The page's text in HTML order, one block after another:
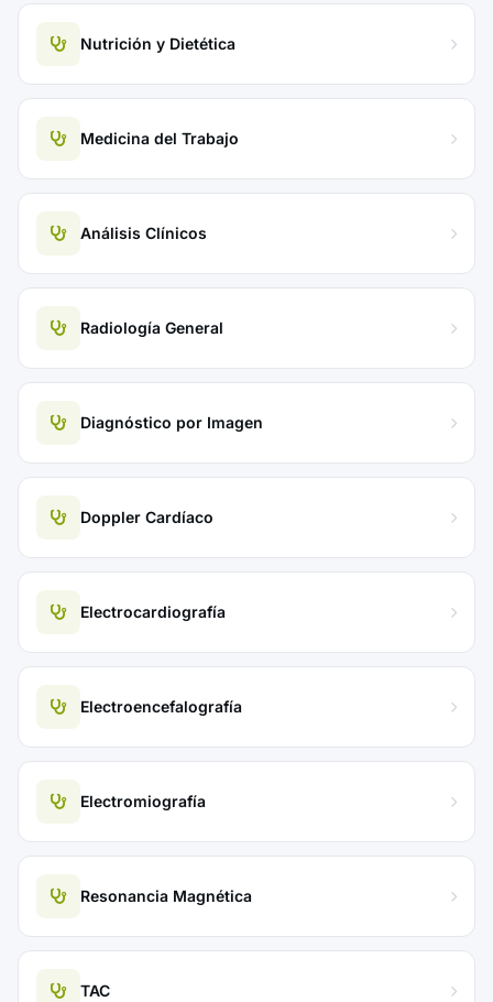
Nutrición y Dietética
Medicina del Trabajo
Análisis Clínicos
Radiología General
Diagnóstico por Imagen
Doppler Cardíaco
Electrocardiografía
Electroencefalografía
Electromiografía
Resonancia Magnética
TAC